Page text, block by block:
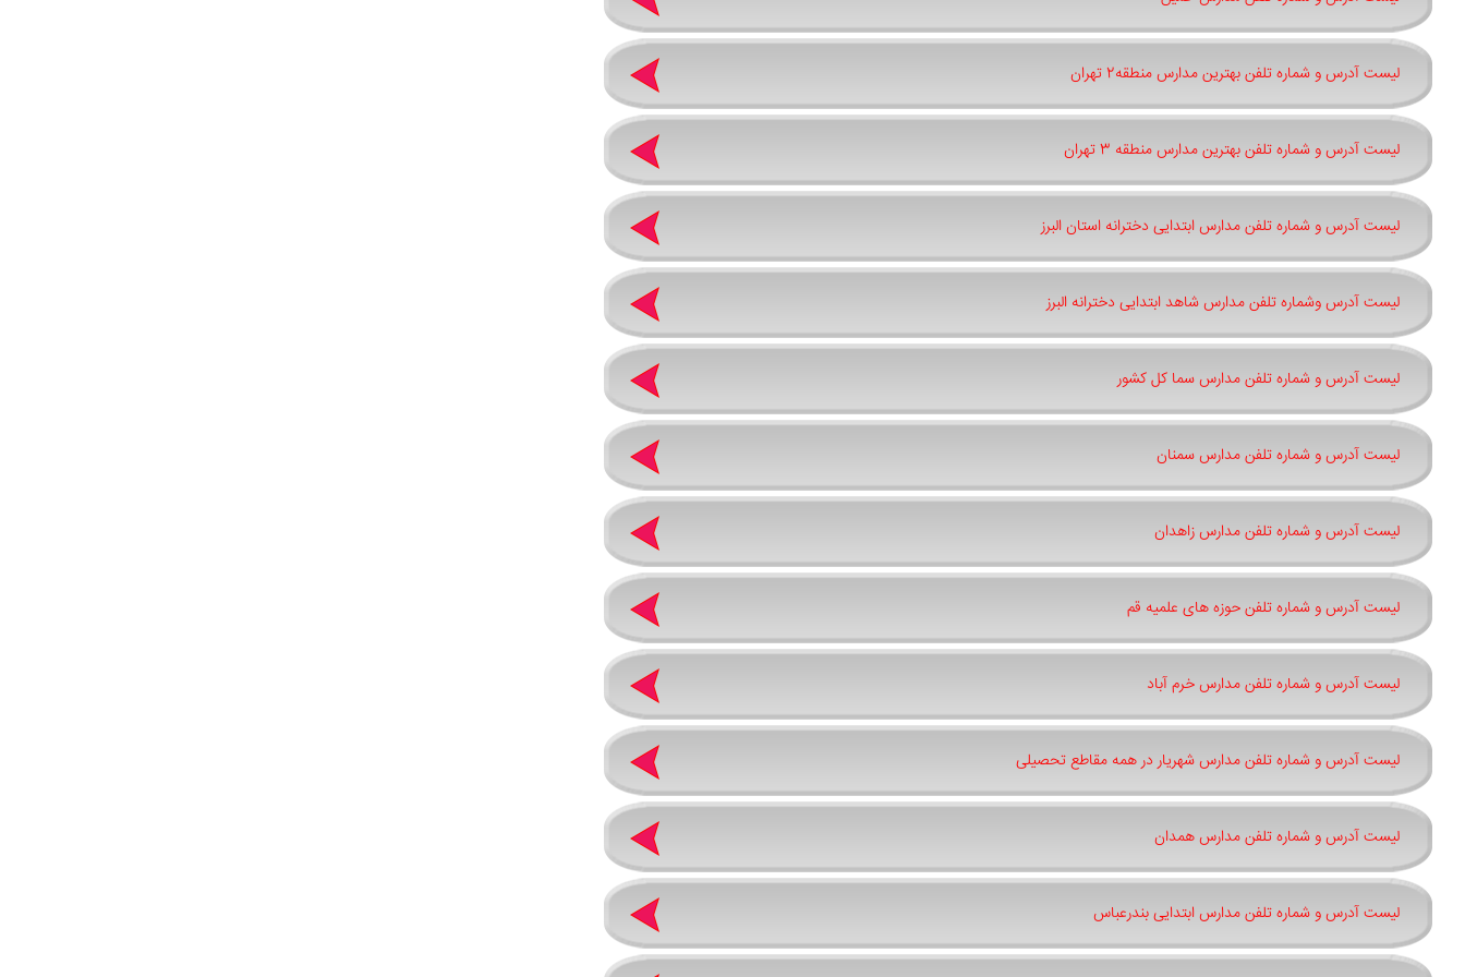
لیست آدرس و شماره تلفن بهترین مدارس منطقه2 تهران
لیست آدرس و شماره تلفن بهترین مدارس منطقه 3 تهران
لیست آدرس و شماره تلفن مدارس ابتدایی دخترانه استان البرز
لیست آدرس وشماره تلفن مدارس شاهد ابتدایی دخترانه البرز
لیست آدرس و شماره تلفن مدارس سما کل کشور
لیست آدرس و شماره تلفن مدارس سمنان
لیست آدرس و شماره تلفن مدارس زاهدان
لیست آدرس و شماره تلفن حوزه های علمیه قم
لیست آدرس و شماره تلفن مدارس خرم آباد
لیست آدرس و شماره تلفن مدارس شهریار در همه مقاطع تحصیلی
لیست آدرس و شماره تلفن مدارس همدان
لیست آدرس و شماره تلفن مدارس ابتدایی بندرعباس